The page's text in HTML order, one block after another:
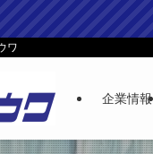
ワ
企業情報